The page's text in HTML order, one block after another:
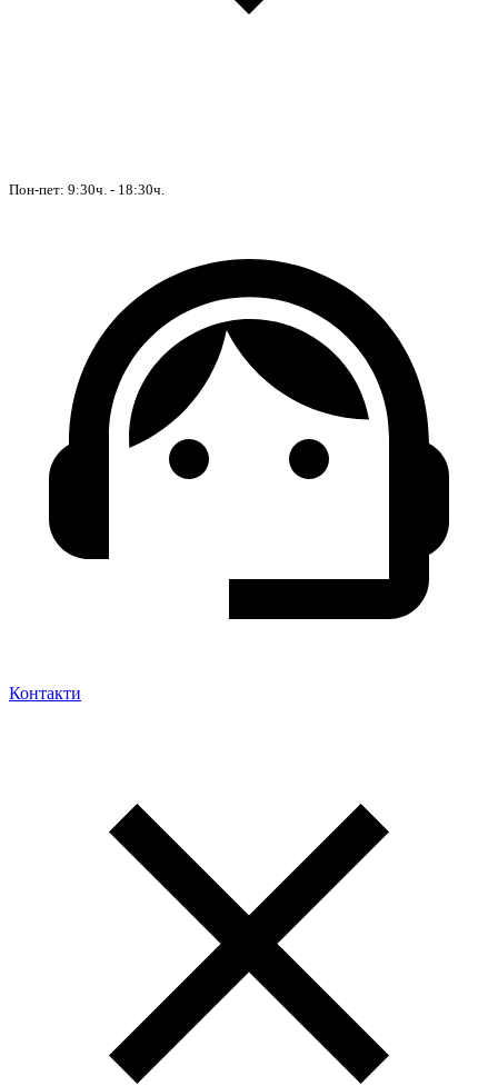
Пон-пет: 9:30ч. - 18:30ч.
Контакти